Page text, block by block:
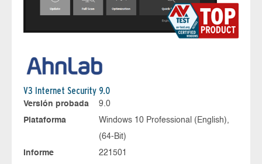
V3 Internet Security 9.0
Versión probada
9.0
Plataforma
Windows 10 Professional (English),
(64-Bit)
Informe
221501